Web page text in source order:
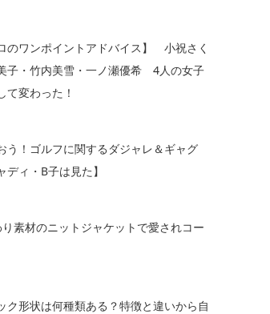
のワンポイントアドバイス】 小祝さく
子・竹内美雪・一ノ瀬優希 4人の女子
て変わった！
う！ゴルフに関するダジャレ＆ギャグ
ディ・B子は見た】
素材のニットジャケットで愛されコー
ク形状は何種類ある？特徴と違いから自